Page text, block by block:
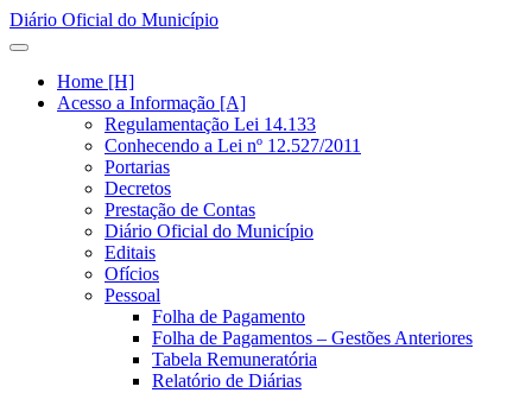
Diário Oficial do Município
Home [H]
Acesso a Informação [A]
Regulamentação Lei 14.133
Conhecendo a Lei nº 12.527/2011
Portarias
Decretos
Prestação de Contas
Diário Oficial do Município
Editais
Ofícios
Pessoal
Folha de Pagamento
Folha de Pagamentos – Gestões Anteriores
Tabela Remuneratória
Relatório de Diárias